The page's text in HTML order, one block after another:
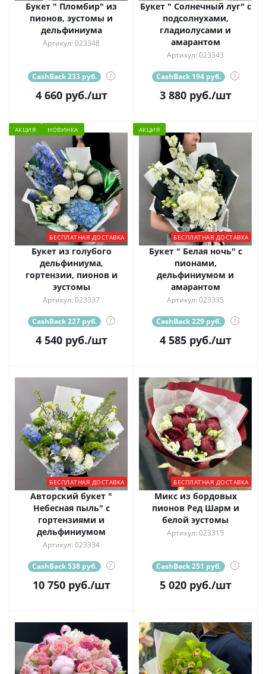
Букет " Пломбир" из
пионов, эустомы и
дельфиниума
Артикул: 023348
CashBack 233 руб. ?
4 660руб./шт
Букет " Солнечный луг" с
подсолнухами,
гладиолусами и
амарантом
Артикул: 023343
CashBack 194 руб. ?
3 880руб./шт
АКЦИЯ НОВИНКА
БЕСПЛАТНАЯ ДОСТАВКА
Букет из голубого
дельфиниума,
гортензии, пионов и
эустомы
Артикул: 023337
CashBack 227 руб. ?
4 540руб./шт
АКЦИЯ
БЕСПЛАТНАЯ ДОСТАВКА
Букет " Белая ночь" с
пионами,
дельфиниумом и
амарантом
Артикул: 023335
CashBack 229 руб. ?
4 585руб./шт
БЕСПЛАТНАЯ ДОСТАВКА
Авторский букет "
Небесная пыль" с
гортензиями и
дельфиниумом
Артикул: 023334
CashBack 538 руб. ?
10 750руб./шт
БЕСПЛАТНАЯ ДОСТАВКА
Микс из бордовых
пионов Ред Шарм и
белой эустомы
Артикул: 023315
CashBack 251 руб. ?
5 020руб./шт